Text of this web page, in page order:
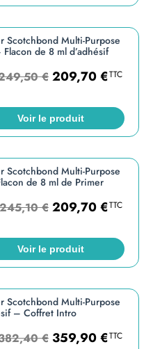
Scotchbond Multi-Purpose
de 8 ml d’adhésif
€ 209,70€TTC
Voir le produit
Scotchbond Multi-Purpose
de 8 ml de Primer
245,10€ 209,70€TTC
Voir le produit
Scotchbond Multi-Purpose
– Coffret Intro
€ 359,90€TTC